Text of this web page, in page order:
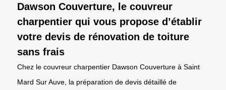
Dawson Couverture, le couvreur
charpentier qui vous propose d’établir
votre devis de rénovation de toiture
sans frais
Chez le couvreur charpentier Dawson Couverture à Saint
Mard Sur Auve, la préparation de devis détaillé de